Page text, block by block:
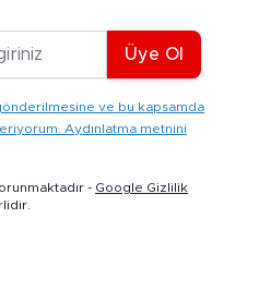
E-posta Adresiniz
Üye Ol
ve bu kapsamda
Aydınlatma metnini
- Google Gizlilik